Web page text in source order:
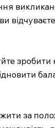
зробити
за